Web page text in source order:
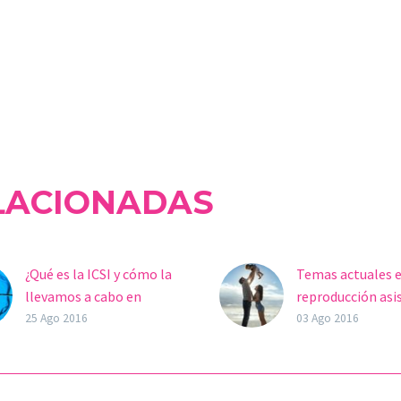
¿Qué es la ICSI y cómo la
llevamos a cabo en
Ovoclinic?
25 Ago 2016
Temas actuales
reproducción
Los pasados días
03 Ago 2016